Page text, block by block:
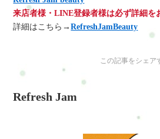
来店者様・LINE登録者様は必ず詳細を
詳細はこちら→RefreshJamBeauty
この記事をシェア
Refresh Jam